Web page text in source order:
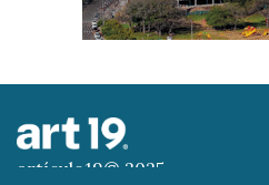
artículo19© 2025